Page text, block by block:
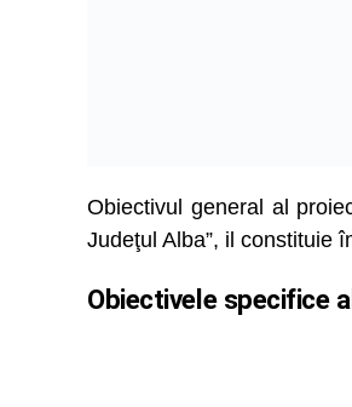
Obiectivul general al
Judeţul Alba”, il constituie
Obiectivele specifice